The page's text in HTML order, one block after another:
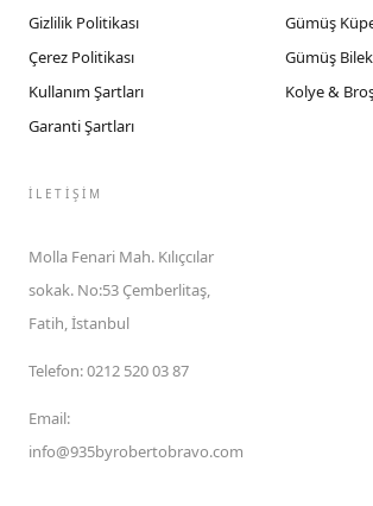
Gizlilik Politikası
Çerez Politikası
Kullanım Şartları
Garanti Şartları
Gümüş
Gümüş
Kolye &
İLETIŞIM
Molla Fenari Mah. Kılıçcılar
sokak. No:53 Çemberlitaş,
Fatih, İstanbul
Telefon:0212 520 03 87
Email:
info@935byrobertobravo.com